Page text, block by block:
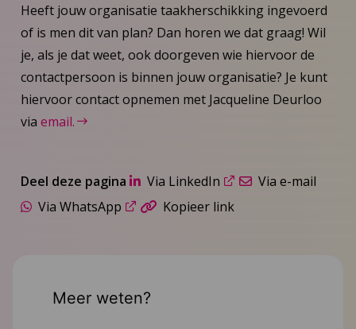
Heeft jouw organisatie taakherschikking ingevoerd
of is men dit van plan? Dan horen we dat graag! Wil
je, als je dat weet, ook doorgeven wie hiervoor de
contactpersoon is binnen jouw organisatie? Je kunt
hiervoor contact opnemen met Jacqueline Deurloo
via email.
Deel deze pagina Via LinkedIn
Via e-mail
Via WhatsApp
Kopieer link
Meer weten?